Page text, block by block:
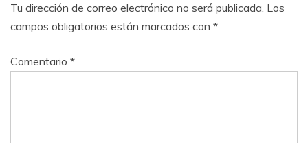
Tu dirección de correo electrónico no será publicada. Los
campos obligatorios están marcados con *
Comentario *